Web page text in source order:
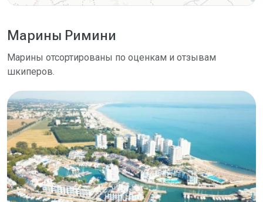
Марины Римини
Марины отсортированы по оценкам и отзывам
шкиперов.